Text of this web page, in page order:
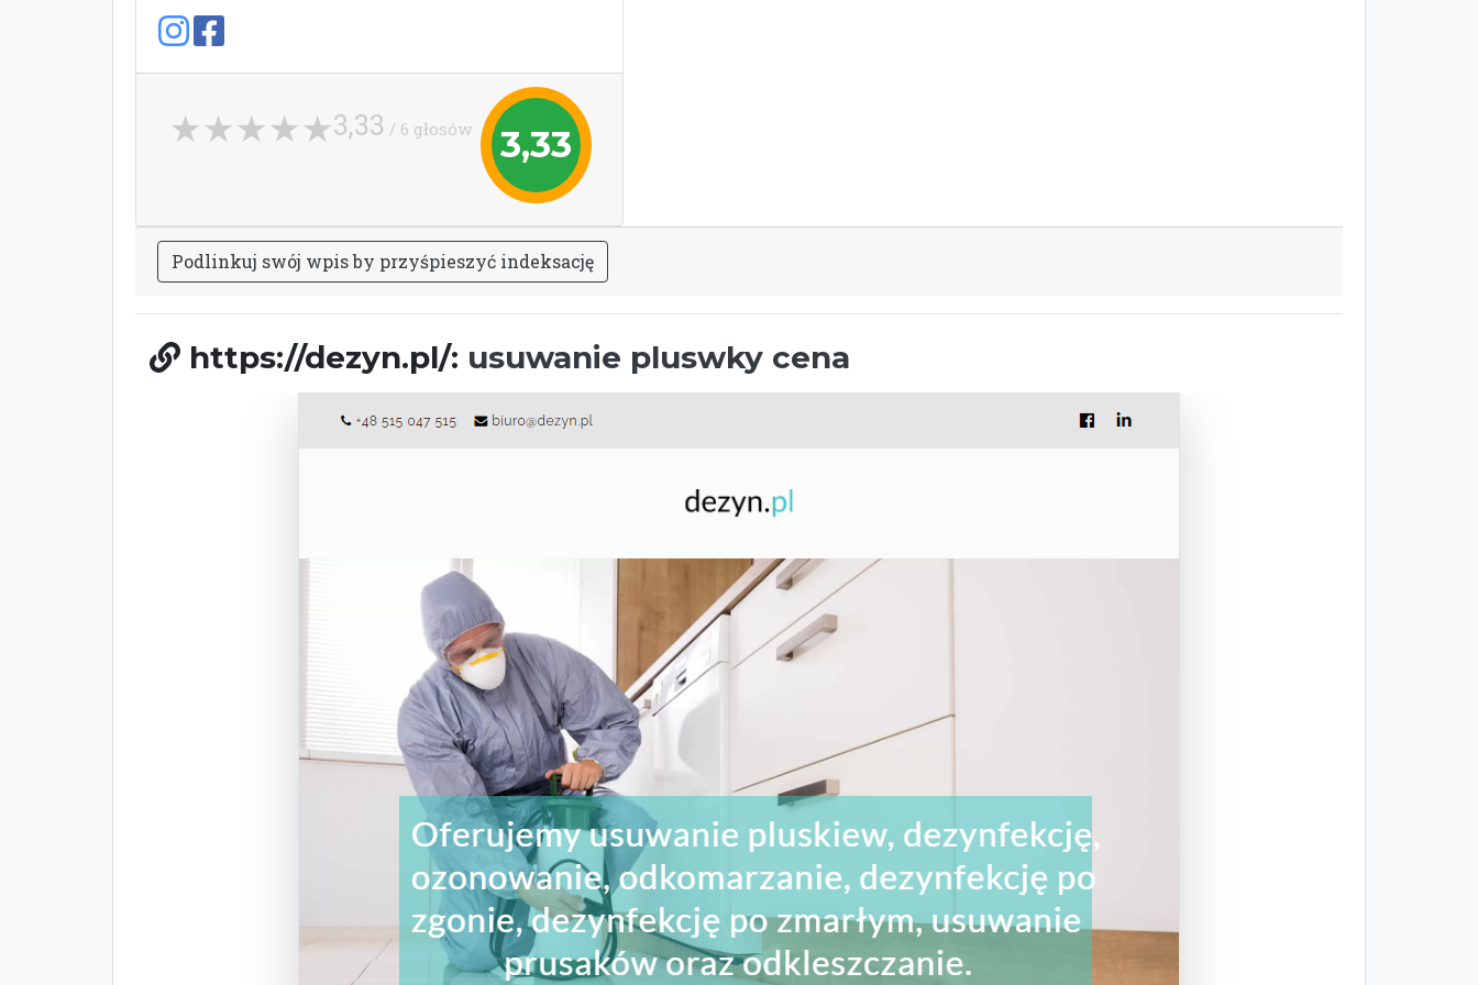
3,33
3,33 / 6 głosów
Podlinkuj swój wpisby przyśpieszyć indeksację
https://dezyn.pl/: usuwanie pluswky cena